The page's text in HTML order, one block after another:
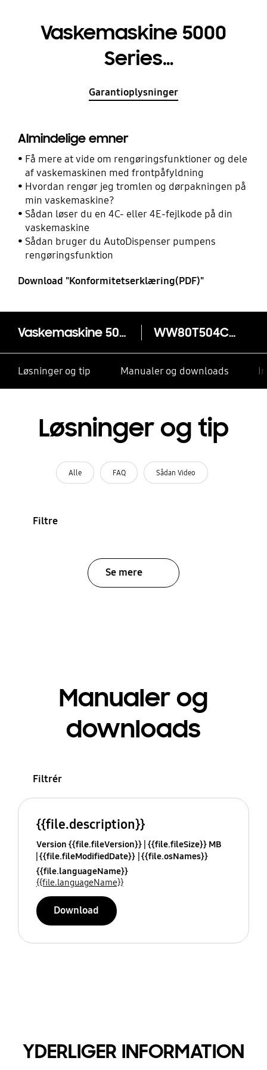
Vaskemaskine 5000
Series
WW80T504CAT/S4
Garantioplysninger
Almindelige emner
Få mere at vide om rengøringsfunktioner og dele
af vaskemaskinen med frontpåfyldning
Hvordan rengør jeg tromlen og dørpakningen på
min vaskemaskine?
Sådan løser du en 4C- eller 4E-fejlkode på din
vaskemaskine
Sådan bruger du AutoDispenser pumpens
rengøringsfunktion
Download "Konformitetserklæring(PDF)"
Vaskemaskine 5000 Series WW80T504CAT/S4 EcoBubble™ 8kg WW80T504CAT
Løsninger og tip Manualer og downloads
Løsninger og tip
Alle FAQ Sådan Video
Filtre
Se mere
Manualer og
downloads
Filtrér
{{file.description}}
Version {{file.fileVersion}} {{file.fileSize}} MB
{{file.fileModifiedDate}} {{file.osNames}}
{{file.languageName}}
{{file.languageName}}
Download
YDERLIGER INFORMATION